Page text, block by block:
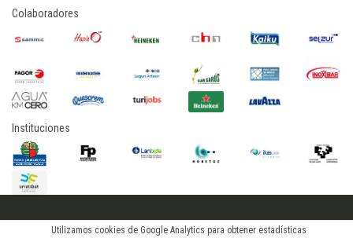
Utilizamos cookies de Google Analytics para obtener estadísticas
Colaboradores
Instituciones
2015 © hostelerialeioa